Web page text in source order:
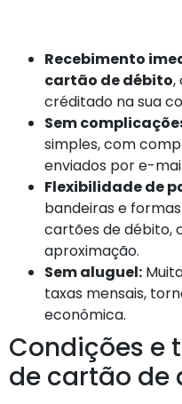
Recebimento
cartão de débito,
créditado na sua
Sem
simples, com
enviados por e-mail
Flexibilidade de
bandeiras e
cartões de débito,
aproximação.
Sem aluguel:
taxas mensais,
econômica.
Condições e
de cartão de